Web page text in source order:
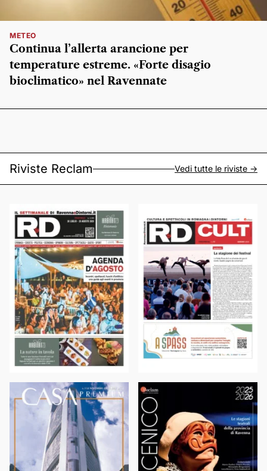
METEO
Continua l’allerta arancione per
temperature estreme. «Forte disagio
bioclimatico» nel Ravennate
Riviste Reclam Vedi tutte le riviste ->